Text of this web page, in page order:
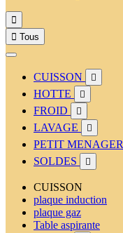

 Tous
CUISSON 
HOTTE 
FROID 
LAVAGE 
PETIT MENAGER
SOLDES 
CUISSON
plaque induction
plaque gaz
Table aspirante